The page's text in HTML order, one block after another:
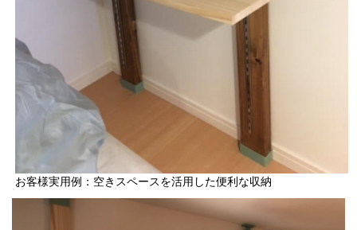
お客様実用例：空きスペースを活用した便利な収納